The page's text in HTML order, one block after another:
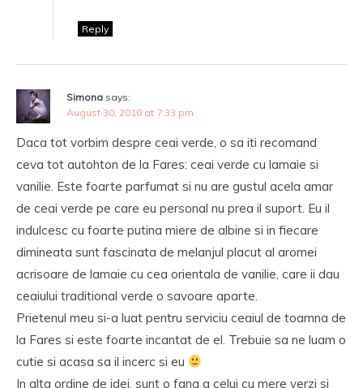
Reply
Simona says:
August 30, 2010 at 7:33 pm
Daca tot vorbim despre ceai verde, o sa iti recomand
ceva tot autohton de la Fares: ceai verde cu lamaie si
vanilie. Este foarte parfumat si nu are gustul acela amar
de ceai verde pe care eu personal nu prea il suport. Eu il
indulcesc cu foarte putina miere de albine si in fiecare
dimineata sunt fascinata de melanjul placut al aromei
acrisoare de lamaie cu cea orientala de vanilie, care ii dau
ceaiului traditional verde o savoare aparte.
Prietenul meu si-a luat pentru serviciu ceaiul de toamna de
la Fares si este foarte incantat de el. Trebuie sa ne luam o
cutie si acasa sa il incerc si eu
In alta ordine de idei, sunt o fana a celui cu mere verzi si